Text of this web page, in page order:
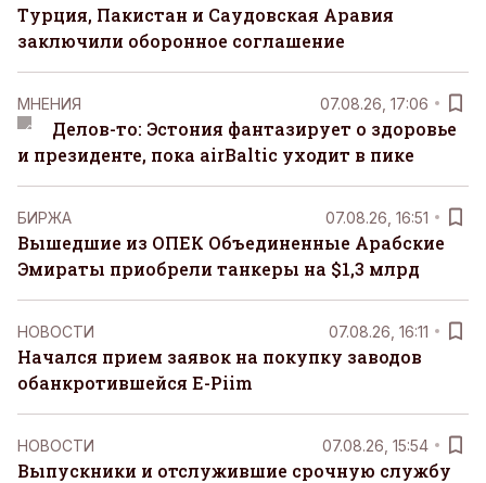
Турция, Пакистан и Саудовская Аравия
заключили оборонное соглашение
MНЕНИЯ 07.08.26, 17:06
Делов-то: Эстония фантазирует о здоровье
и президенте, пока airBaltic уходит в пике
БИРЖА 07.08.26, 16:51
Вышедшие из ОПЕК Объединенные Арабские
Эмираты приобрели танкеры на $1,3 млрд
НОВОСТИ 07.08.26, 16:11
Начался прием заявок на покупку заводов
обанкротившейся E-Piim
НОВОСТИ 07.08.26, 15:54
Выпускники и отслужившие срочную службу